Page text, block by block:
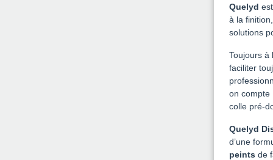
Quelyd
à la
solutions
Toujours à
faciliter
on compte
colle pré-
Quelyd
d’une
peints de